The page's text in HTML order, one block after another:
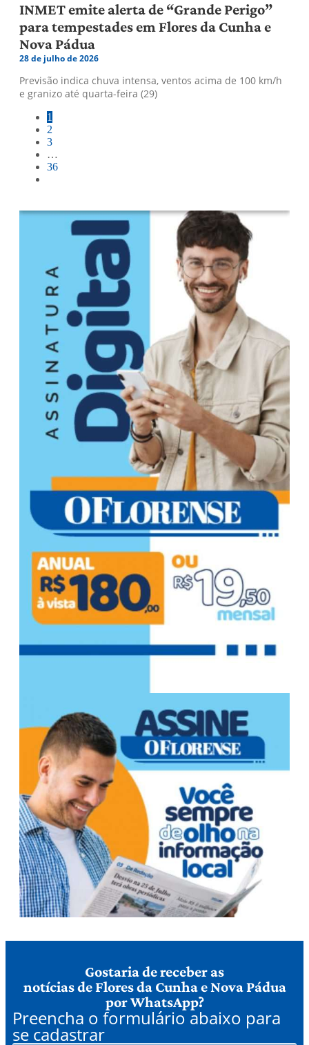
INMET emite alerta de “Grande Perigo”
para tempestades em Flores da Cunha e
Nova Pádua
28 de julho de 2026
Previsão indica chuva intensa, ventos acima de 100 km/h
e granizo até quarta-feira (29)
1
2
3
…
36
Gostaria de receber as
notícias de Flores da Cunha e Nova Pádua
por WhatsApp?
Preencha o formulário abaixo para
se cadastrar